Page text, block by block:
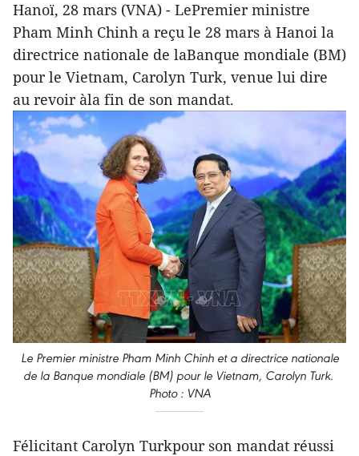
Hanoï, 28 mars (VNA) - LePremier ministre
Pham Minh Chinh a reçu le 28 mars à Hanoi la
directrice nationale de laBanque mondiale (BM)
pour le Vietnam, Carolyn Turk, venue lui dire
au revoir àla fin de son mandat.
Le Premier ministre Pham Minh Chinh et a directrice nationale
de la Banque mondiale (BM) pour le Vietnam, Carolyn Turk.
Photo : VNA
Félicitant Carolyn Turkpour son mandat réussi